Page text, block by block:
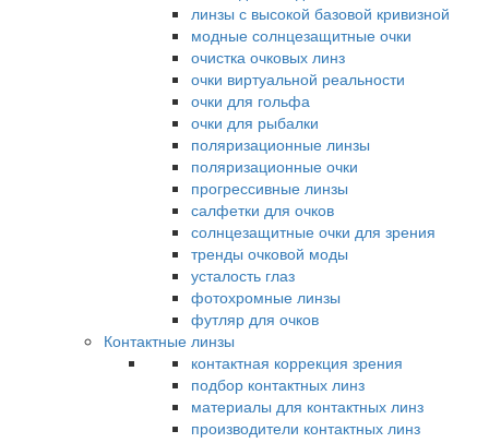
линзы с высокой базовой кривизной
модные солнцезащитные очки
очистка очковых линз
очки виртуальной реальности
очки для гольфа
очки для рыбалки
поляризационные линзы
поляризационные очки
прогрессивные линзы
салфетки для очков
солнцезащитные очки для зрения
тренды очковой моды
усталость глаз
фотохромные линзы
футляр для очков
Контактные линзы
контактная коррекция зрения
подбор контактных линз
материалы для контактных линз
производители контактных линз